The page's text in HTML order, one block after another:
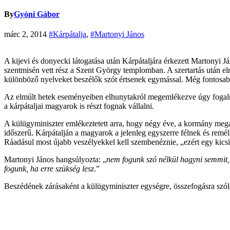
ByGyóni Gábor
márc 2, 2014 #Kárpátalja, #Martonyi János
A kijevi és donyecki látogatása után Kárpátaljára érkezett Martonyi
szentmisén vett rész a Szent György templomban. A szertartás után
különböző nyelveket beszélők szót értsenek egymással. Még
Az elmúlt hetek eseményeiben elhunytakról megemlékezve úgy
a kárpátaljai magyarok is részt fognak vállalni.
A külügyminiszter emlékeztetett arra, hogy négy éve, a kormány
időszerű. Kárpátalján a magyarok a jelenleg egyszerre félnek és
Ráadásul most újabb veszélyekkel kell szembenéznie, „ezért egy
Martonyi János hangsúlyozta: „nem fogunk szó nélkül hagyni
fogunk, ha erre szükség lesz.”
Beszédének zárásaként a külügyminiszter egységre, összefogásra